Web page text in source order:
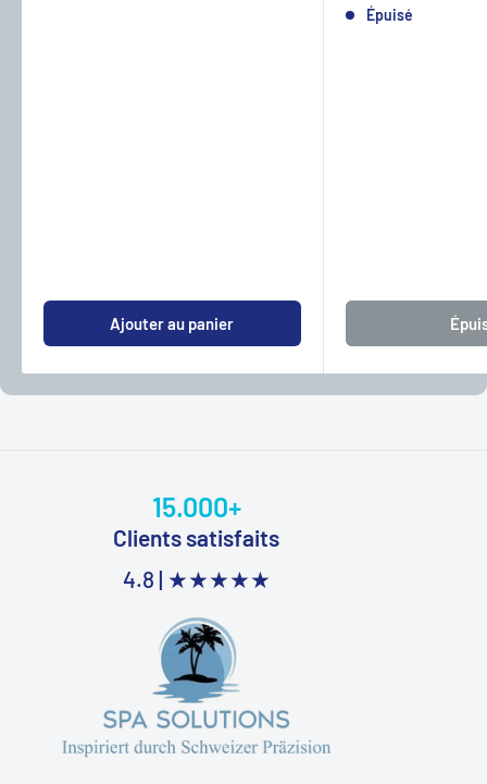
Ajouter au panier
Épuisé
15.000+
Clients satisfaits
4.8 | ★★★★★